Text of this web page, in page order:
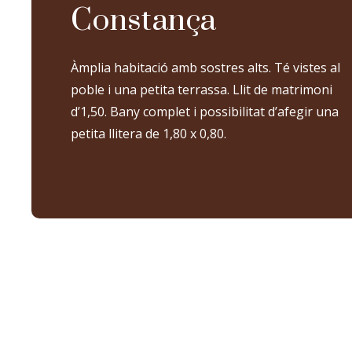
Constança
Àmplia habitació amb sostres alts. Té vistes al
poble i una petita terrassa. Llit de matrimoni
d’1,50. Bany complet i possibilitat d’afegir una
petita llitera de 1,80 x 0,80.